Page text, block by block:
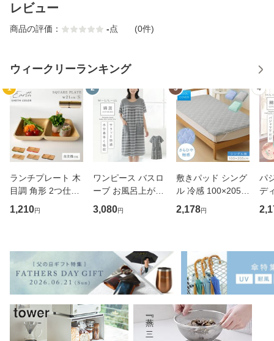
レビュー
商品の評価： -点 (0件)
ウィークリーランキング
1
ランチプレート 木
目調 角形 2つ仕切
り 小さめ アースカ
ラー スクエアプレ
レート
1,210円
2
ワンピース バスロ
ーブ お風呂上がり
レディース 半袖 タ
オル 風呂上り ルー
お母さん かわいい
3,080円
3
敷きパッド シング
ル 冷感 100×205c
m 敷パッド 夏用
敷き布団 敷布団 カ
さらひや触感敷パ
ッド シン
2,178円
4
パ
デ
春
ト
イ